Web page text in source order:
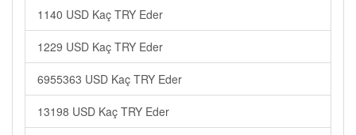
1140 USD Kaç TRY Eder
1229 USD Kaç TRY Eder
6955363 USD Kaç TRY Eder
13198 USD Kaç TRY Eder